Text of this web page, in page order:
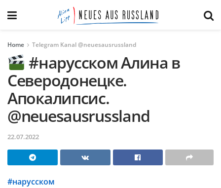
Home Telegram Kanal @neuesausrussland
#нарусском Алина в
Северодонецке.
Апокалипсис.
@neuesausrussland
22.07.2022
#нарусском